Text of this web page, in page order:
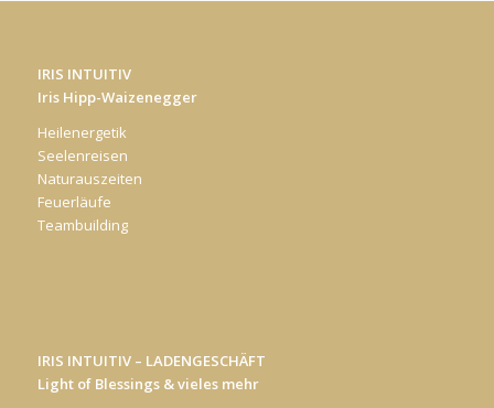
IRIS INTUITIV
Iris Hipp-Waizenegger
Heilenergetik
Seelenreisen
Naturauszeiten
Feuerläufe
Teambuilding
IRIS INTUITIV – LADENGESCHÄFT
Light of Blessings & vieles mehr